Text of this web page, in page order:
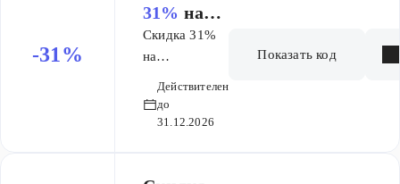
-31%
31% на
исследова
ние
Генеалоги
я за 200
лет
Скидка 31%
на
Генеалогия за
200 лет
Действителен
до
31.12.2026
Показать код